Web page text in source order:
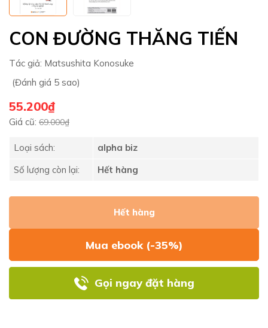
CON ĐƯỜNG THĂNG TIẾN
Tác giả: Matsushita Konosuke
(Đánh giá 5 sao)
55.200₫
Giá cũ: 69.000₫
Loại sách:
alpha biz
Số lượng còn lại:
Hết hàng
Hết hàng
Mua ebook (-35%)
Gọi ngay đặt hàng